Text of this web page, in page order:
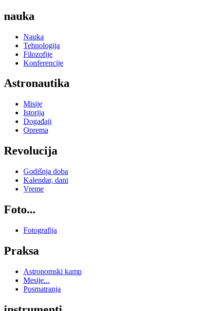
nauka
Nauka
Tehnologija
Filozofije
Konferencije
Astronautika
Misije
Istorija
Događaji
Oprema
Revolucija
Godišnja doba
Kalendar, dani
Vreme
Foto...
Fotografija
Praksa
Astronomski kamp
Mesije...
Posmatranja